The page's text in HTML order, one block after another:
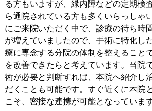
方のみでも治療効果は得られますが、併用することでよ
り近視進行の抑制効果がより高くなることが報告されて
います。
当院では、コンタクトレンズ診療にも力を入れていま
す。コンタクトレンズを初めて装用する方はもちろん、
すでにお使いの方にも、定期的な検査と丁寧なサポート
を通じて、快適かつ安全な装用を長く続けられるように
いたします。
■これから受診される患者さんへ
「目」は人間にとって非常に重要な器官であり、「見え